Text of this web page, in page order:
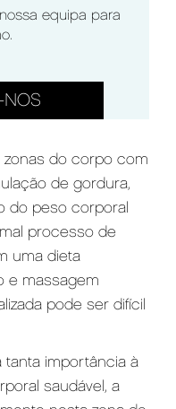
equipa para
NOS
zonas do corpo com
de gordura,
do peso corporal
processo de
uma dieta
e massagem
pode ser difícil
tanta importância à
saudável, a